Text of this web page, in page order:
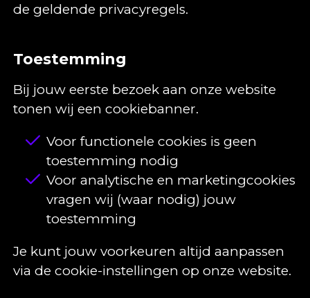
de geldende privacyregels.
Toestemming
Bij jouw eerste bezoek aan onze website
tonen wij een cookiebanner.
Voor functionele cookies is geen
toestemming nodig
Voor analytische en marketingcookies
vragen wij (waar nodig) jouw
toestemming
Je kunt jouw voorkeuren altijd aanpassen
via de cookie-instellingen op onze website.